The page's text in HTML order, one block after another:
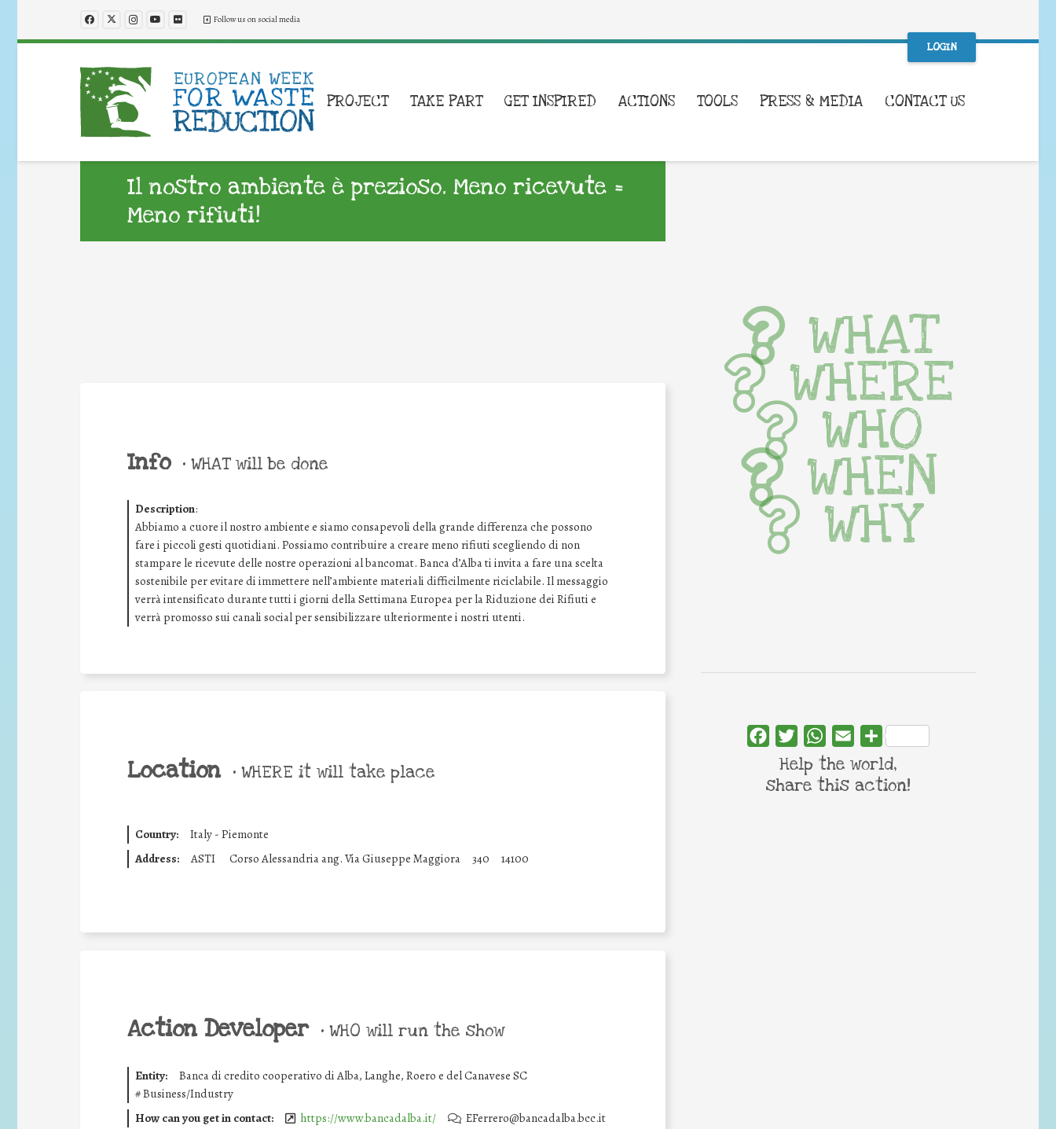
Follow us on social media
LOGIN
PROJECT TAKE PART GET INSPIRED ACTIONS TOOLS PRESS & MEDIA CONTACT US
Il nostro ambiente è prezioso. Meno ricevute =
Meno rifiuti!
Info • WHAT will be done
Description:
Abbiamo a cuore il nostro ambiente e siamo consapevoli della grande differenza che possono
fare i piccoli gesti quotidiani. Possiamo contribuire a creare meno rifiuti scegliendo di non
stampare le ricevute delle nostre operazioni al bancomat. Banca d’Alba ti invita a fare una scelta
sostenibile per evitare di immettere nell’ambiente materiali difficilmente riciclabile. Il messaggio
verrà intensificato durante tutti i giorni della Settimana Europea per la Riduzione dei Rifiuti e
verrà promosso sui canali social per sensibilizzare ulteriormente i nostri utenti.
Location • WHERE it will take place
Country:
Italy - Piemonte
Address:
ASTI Corso Alessandria ang. Via Giuseppe Maggiora 340 14100
Action Developer • WHO will run the show
Entity:
Banca di credito cooperativo di Alba, Langhe, Roero e del Canavese SC
#Business/Industry
How can you get in contact:
https://www.bancadalba.it/ EFerrero@bancadalba.bcc.it
WHAT
WHERE
WHO
WHEN
WHY
FacebookTwitterWhatsApp
Email Share
Help the world,
share this action!